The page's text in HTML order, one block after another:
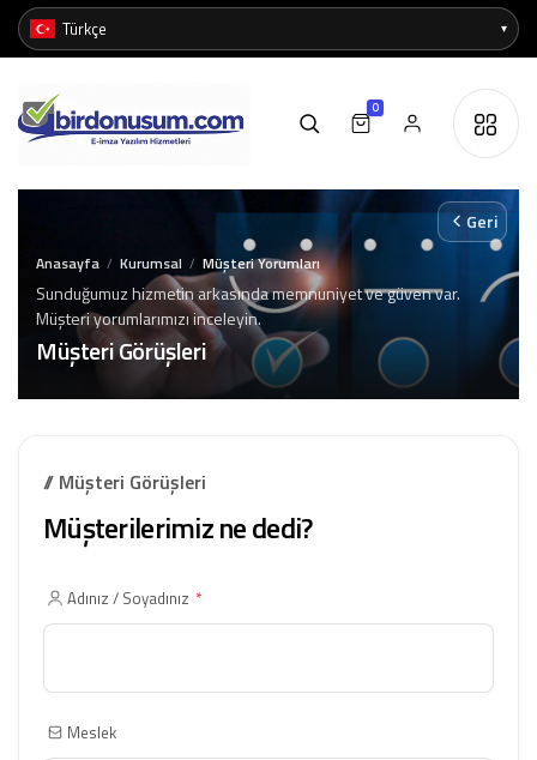
0
Müşteri Görüşleri
Sunduğumuz hizmetin arkasında memnuniyet ve güven var.
Müşteri yorumlarımızı inceleyin.
Anasayfa / Kurumsal / Müşteri Yorumları
Geri
// Müşteri Görüşleri
Müşterilerimiz ne dedi?
Adınız / Soyadınız *
Meslek